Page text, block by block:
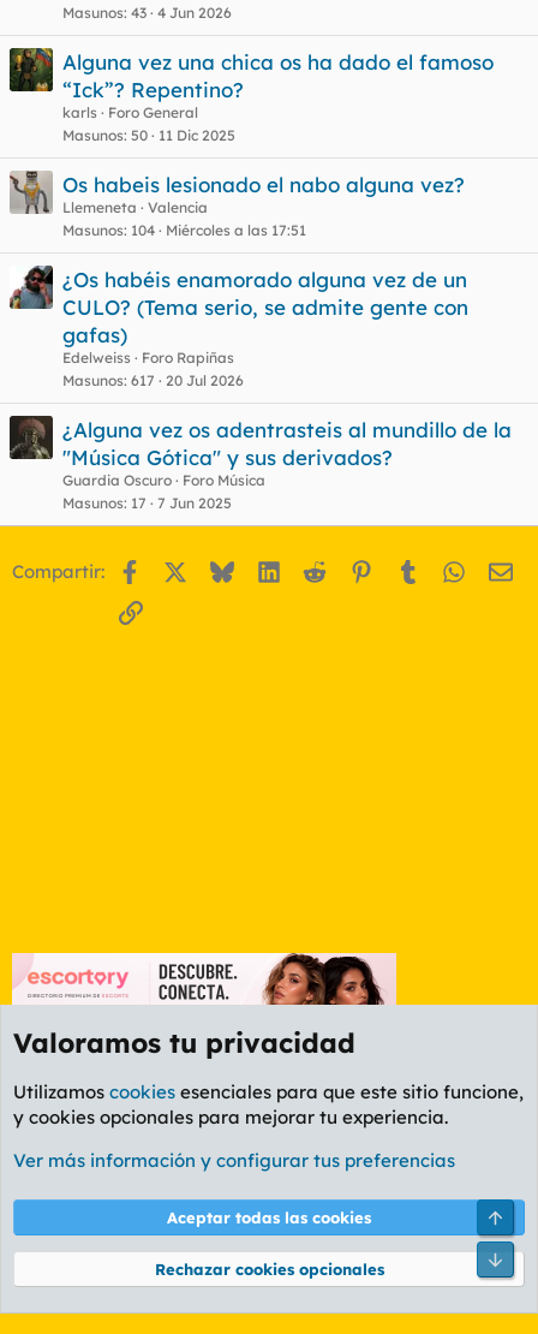
Masunos 43 4 Jun 2026
Alguna vez una chica os ha dado el famoso
“Ick”? Repentino?
karls
Foro General
Masunos 50 11 Dic 2025
Os habeis lesionado el nabo alguna vez?
Llemeneta
Valencia
Masunos 104 Miércoles a las 17:51
¿Os habéis enamorado alguna vez de un
CULO? (Tema serio, se admite gente con
gafas)
Edelweiss
Foro Rapiñas
Masunos 617 20 Jul 2026
¿Alguna vez os adentrasteis al mundillo de la
"Música Gótica" y sus derivados?
Guardia Oscuro
Foro Música
Masunos 17 7 Jun 2025
Compartir: Facebook BlueskyLinkedIn
Reddit Pinterest
Tumblr
Enlace
Foro General
Cookies
PL OLDSTYLE AMARILLO
Términos y reglas Política de privacidad Ayuda
Community platform by XenForo® © 2010-2026 XenForo Ltd.
Valoramos tu privacidad
Utilizamos cookies esenciales para que este sitio funcione,
y cookies opcionales para mejorar tu experiencia.
Ver más información y configurar tus preferencias
Aceptar todas las cookies
Rechazar cookies opcionales
Pie